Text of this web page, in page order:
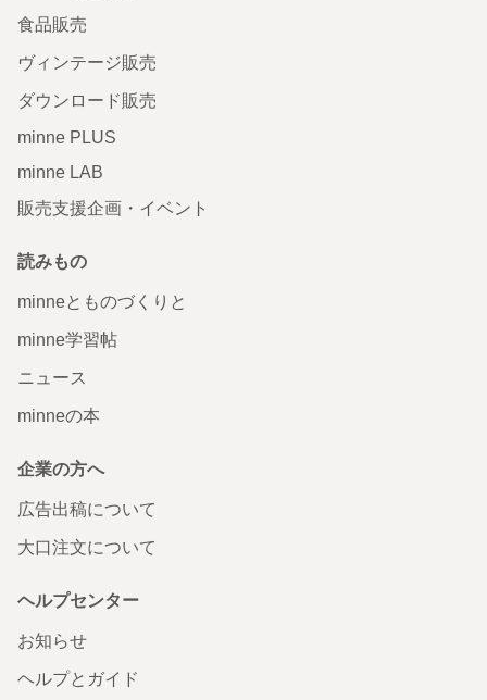
食品販売
ヴィンテージ販売
ダウンロード販売
minne PLUS
minne LAB
販売支援企画・イベント
読みもの
minneとものづくりと
minne学習帖
ニュース
minneの本
企業の方へ
広告出稿について
大口注文について
ヘルプセンター
お知らせ
ヘルプとガイド